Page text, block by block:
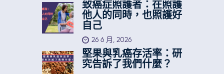
致癌症照護者：在照護
他人的同時，也照護好
自己
26 6 月, 2026
堅果與乳癌存活率：研
究告訴了我們什麼？